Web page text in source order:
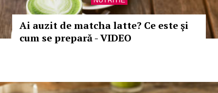
Ai auzit de matcha latte? Ce este şi
cum se prepară - VIDEO